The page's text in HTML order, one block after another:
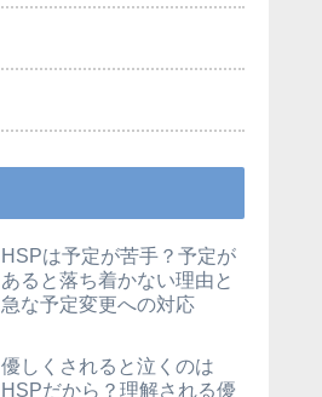
HSPは予定が苦手？予定が
あると落ち着かない理由と
急な予定変更への対応
優しくされると泣くのは
HSPだから？理解される優